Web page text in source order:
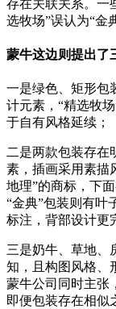
存在关联关系。一
选牧场”误认为“金
蒙牛这边则提出了
一是绿色、矩形包
计元素，“精选牧
于自有风格延续；
二是两款包装存在
素，插画采用素描
地理”的商标，下
“金典”包装则有叶
标注，背部设计更
三是奶牛、草地、
知，且构图风格、
蒙牛公司同时主张
即便包装存在相似